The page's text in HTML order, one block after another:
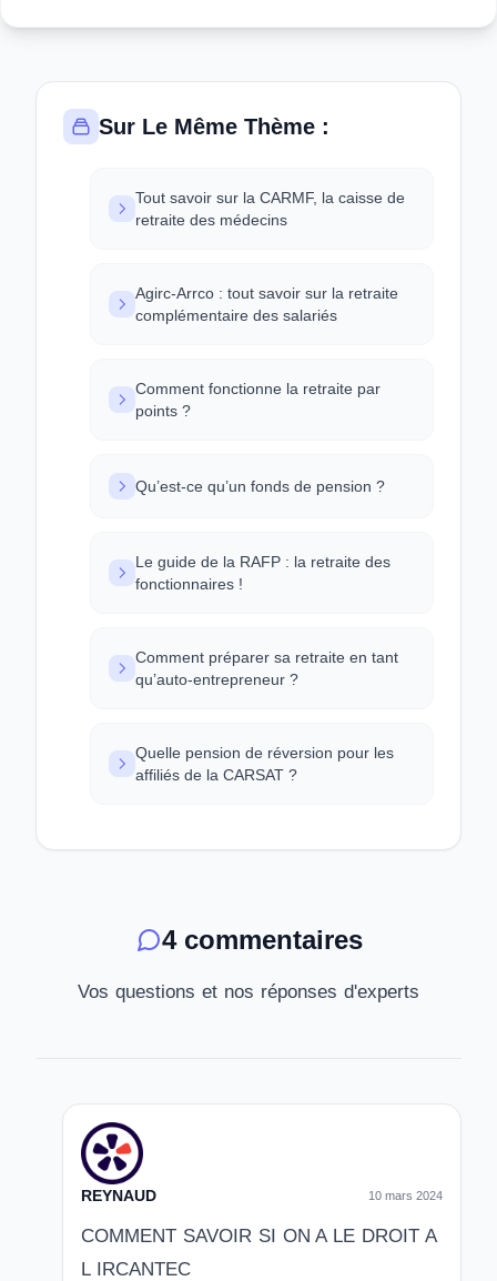
Sur Le Même Thème :
Tout savoir sur la CARMF, la caisse de
retraite des médecins
Agirc-Arrco : tout savoir sur la retraite
complémentaire des salariés
Comment fonctionne la retraite par
points ?
Qu’est-ce qu’un fonds de pension ?
Le guide de la RAFP : la retraite des
fonctionnaires !
Comment préparer sa retraite en tant
qu’auto-entrepreneur ?
Quelle pension de réversion pour les
affiliés de la CARSAT ?
4 commentaires
Vos questions et nos réponses d'experts
REYNAUD 10 mars 2024
COMMENT SAVOIR SI ON A LE DROIT A
L IRCANTEC